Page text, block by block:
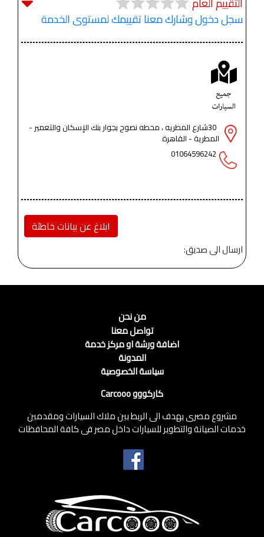
سجل دخول وشارك معنا تقييمك لمستوى الخدمة
30شارع المطريه ، محطه نصوح بجوار بنك الإسكان والتعمير -
المطرية - القاهرة
01064596242
ابلاغ عن بيانات خاطئة
ارسال الى صديق:
من نحن
تواصل معنا
اضافة ورشة او مركز خدمة
المدونة
سياسة الخصوصية
كاركووو Carcooo
مشروع مصرى يهدف الى الربط بين ملاك السيارات ومقدمين
خدمات الصيانة والتطوير للسيارات داخل مصر فى كافة المحافظات